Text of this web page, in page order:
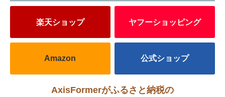
楽天ショップ ヤフーショッピング
Amazon 公式ショップ
AxisFormerがふるさと納税の